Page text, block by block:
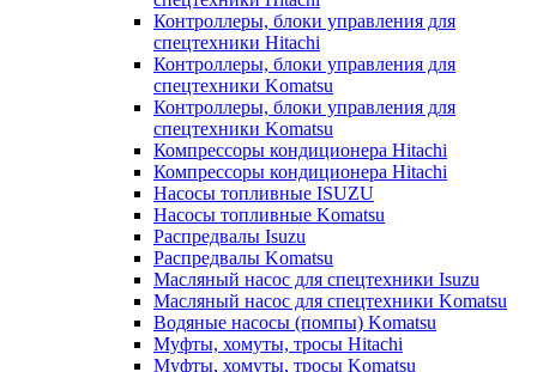
Контроллеры, блоки управления для
спецтехники Hitachi
Контроллеры, блоки управления для
спецтехники Komatsu
Контроллеры, блоки управления для
спецтехники Komatsu
Компрессоры кондиционера Hitachi
Компрессоры кондиционера Hitachi
Насосы топливные ISUZU
Насосы топливные Komatsu
Распредвалы Isuzu
Распредвалы Komatsu
Масляный насос для спецтехники Isuzu
Масляный насос для спецтехники Komatsu
Водяные насосы (помпы) Komatsu
Муфты, хомуты, тросы Hitachi
Муфты, хомуты, тросы Komatsu